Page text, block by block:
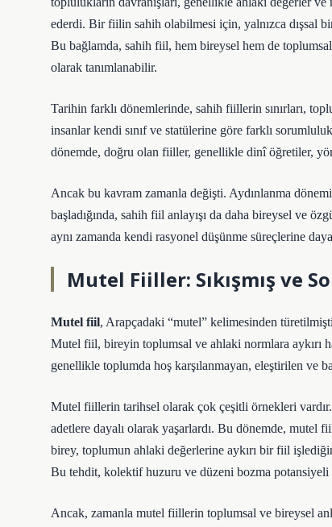
ederdi. Bir fiilin sahih olabilmesi için, yalnızca dışsal
Bu bağlamda, sahih fiil, hem bireysel hem de
olarak tanımlanabilir.
Tarihin farklı dönemlerinde, sahih fiillerin sınırları,
insanlar kendi sınıf ve statülerine göre farklı
dönemde, doğru olan fiiller, genellikle dinî öğretiler,
Ancak bu kavram zamanla değişti. Aydınlanma
başladığında, sahih fiil anlayışı da daha bireysel ve
aynı zamanda kendi rasyonel düşünme süreçlerine
Mutel Fiiller: Sıkışmış ve
Mutel fiil, Arapçadaki “mutel” kelimesinden
Mutel fiil, bireyin toplumsal ve ahlaki normlara aykırı
genellikle toplumda hoş karşılanmayan, eleştirilen ve
Mutel fiillerin tarihsel olarak çok çeşitli örnekleri
adetlere dayalı olarak yaşarlardı. Bu dönemde,
birey, toplumun ahlaki değerlerine aykırı bir fiil
Bu tehdit, kolektif huzuru ve düzeni bozma potansiyeli
Ancak, zamanla mutel fiillerin toplumsal ve bireysel